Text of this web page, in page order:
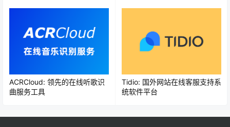
ACRCloud: 领先的在线听歌识
曲服务工具
Tidio: 国外网站在线客服支持系
统软件平台